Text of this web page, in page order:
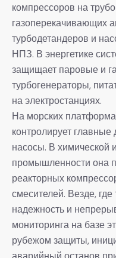
компрессоров на
газоперекачивающих
турбодетандеров и
НПЗ. В энергетике
защищает паровые и
турбогенераторы,
на электростанциях.
На морских
контролирует главные
насосы. В химической
промышленности она
реакторных
смесителей. Везде,
надежность и
мониторинга на базе
рубежом защиты,